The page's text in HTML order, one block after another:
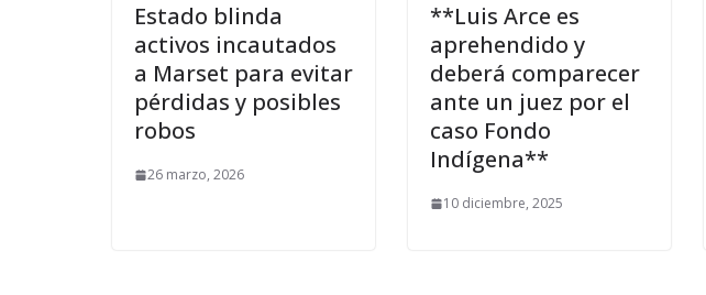
Estado blinda
activos incautados
a Marset para evitar
pérdidas y posibles
robos
26 marzo, 2026
**Luis Arce es
aprehendido y
deberá comparecer
ante un juez por el
caso Fondo
Indígena**
10 diciembre, 2025